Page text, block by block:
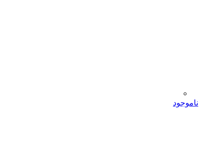
ناموجود